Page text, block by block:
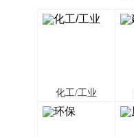
化工/工业